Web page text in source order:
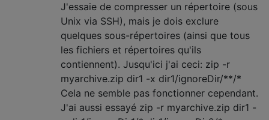
J'essaie de compresser un répertoire (sous
Unix via SSH), mais je dois exclure
quelques sous-répertoires (ainsi que tous
les fichiers et répertoires qu'ils
contiennent). Jusqu'ici j'ai ceci: zip -r
myarchive.zip dir1 -x dir1/ignoreDir/**/*
Cela ne semble pas fonctionner cependant.
J'ai aussi essayé zip -r myarchive.zip dir1 -